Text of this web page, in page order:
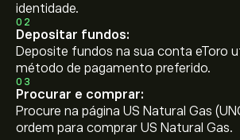
identidade.
02
Depositar fundos:
Deposite fundos na sua conta eToro
método de pagamento preferido.
03
Procurar e comprar:
Procure na página US Natural Gas
ordem para comprar US Natural Gas.